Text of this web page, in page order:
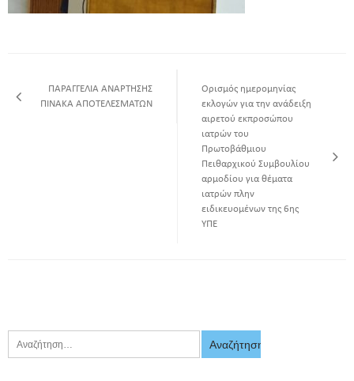
ΠΑΡΑΓΓΕΛΙΑ ΑΝΑΡΤΗΣΗΣ
ΠΙΝΑΚΑ ΑΠΟΤΕΛΕΣΜΑΤΩΝ
Oρισμός ημερομηνίας
εκλογών για την ανάδειξη
αιρετού εκπροσώπου
ιατρών του
Πρωτοβάθμιου
Πειθαρχικού Συμβουλίου
αρμοδίου για θέματα
ιατρών πλην
ειδικευομένων της 6ης
ΥΠΕ